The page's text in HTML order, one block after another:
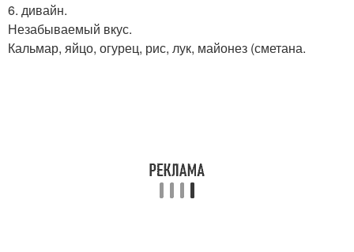
6. дивайн.
Незабываемый вкус.
Кальмар, яйцо, огурец, рис, лук, майонез (сметана.